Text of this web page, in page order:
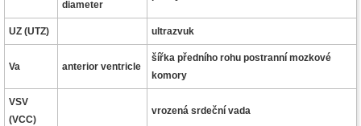
diameter
UZ (UTZ) ultrazvuk
Va anterior ventricle
šířka předního rohu postranní mozkové
komory
VSV
(VCC)
vrozená srdeční vada